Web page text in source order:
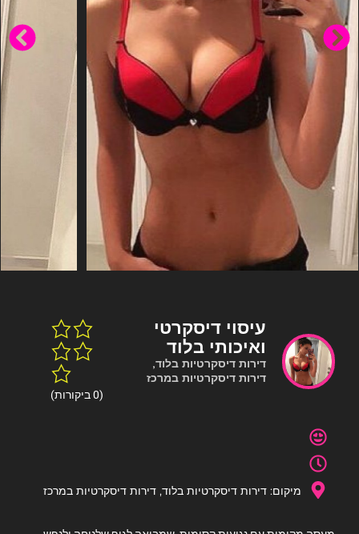
עיסוי דיסקרטי
ואיכותי בלוד
דירות דיסקרטיות בלוד,
דירות דיסקרטיות במרכז
(0 ביקורות)
מיקום:דירות דיסקרטיות בלוד,דירות דיסקרטיות במרכז